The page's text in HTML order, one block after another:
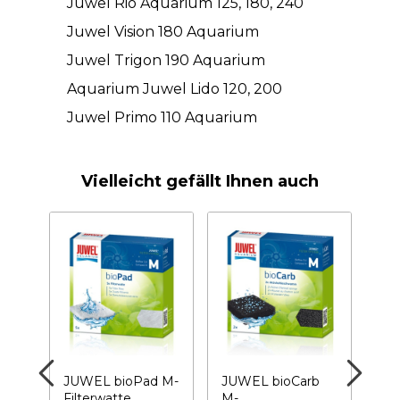
Juwel Rio Aquarium 125, 180, 240
Juwel Vision 180 Aquarium
Juwel Trigon 190 Aquarium
Aquarium Juwel Lido 120, 200
Juwel Primo 110 Aquarium
Vielleicht gefällt Ihnen auch
JUWEL bioPad M-
JUWEL bioCarb